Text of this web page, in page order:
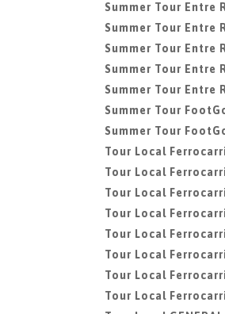
Summer Tour Entre
Summer Tour Entre
Summer Tour Entre
Summer Tour Entre
Summer Tour Entre
Summer Tour
Summer Tour
Tour Local
Tour Local
Tour Local
Tour Local
Tour Local
Tour Local
Tour Local
Tour Local